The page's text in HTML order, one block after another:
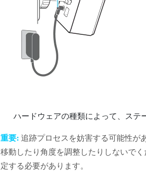
ハードウェアの種類によって、ステ
重要: 追跡プロセスを妨害する可能性が
移動したり角度を調整したりしないで
定する必要があります。